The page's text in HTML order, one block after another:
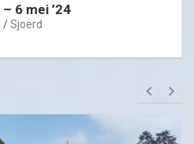
6 mei ’24
Sjoerd